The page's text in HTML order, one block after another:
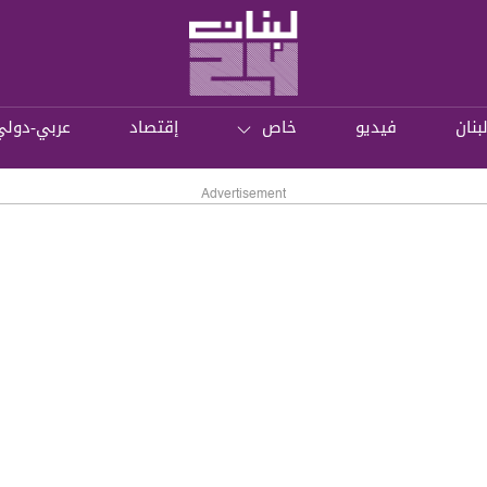
لبنان فيديو خاص إقتصاد عربي-
Advertisement